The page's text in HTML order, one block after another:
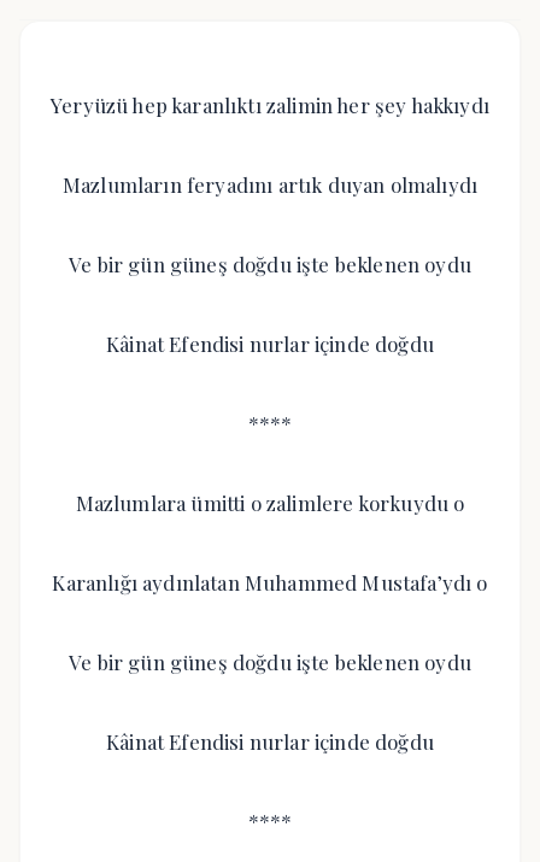
Yeryüzü hep karanlıktı zalimin her şey hakkıydı
Mazlumların feryadını artık duyan olmalıydı
Ve bir gün güneş doğdu işte beklenen oydu
Kâinat Efendisi nurlar içinde doğdu
****
Mazlumlara ümitti o zalimlere korkuydu o
Karanlığı aydınlatan Muhammed Mustafa’ydı o
Ve bir gün güneş doğdu işte beklenen oydu
Kâinat Efendisi nurlar içinde doğdu
****